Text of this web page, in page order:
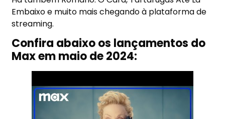
Embaixo e muito mais chegando à plataforma de
streaming.
Confira abaixo os lançamentos do
Max em maio de 2024: